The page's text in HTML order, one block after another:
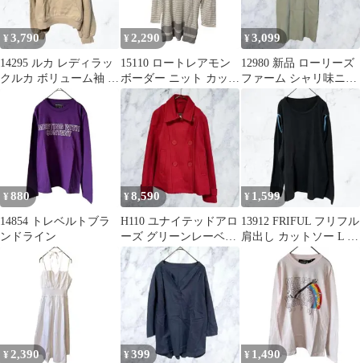
¥3,790
14295 ルカ レディラッ
クルカ ボリューム袖 ス
ウェット ベージュ 日本
¥ 2,290
15110 ロートレアモン
ボーダー ニット カット
ソー チュニック M グ
レー
¥3,099
12980 新品 ローリーズ
ファーム シャリ味ニッ
トスカート M グリーン
¥ 880
14854 トレベルトブラ
ンドライン
¥8,590
H110 ユナイテッドアロ
ーズ グリーンレーベル
Pコート M 中綿 赤 古着
¥ 1,599
13912 FRIFUL フリフル
肩出し カットソー L 黒
青 配色 ロンT
¥ 2,390 ¥399 ¥ 1,490